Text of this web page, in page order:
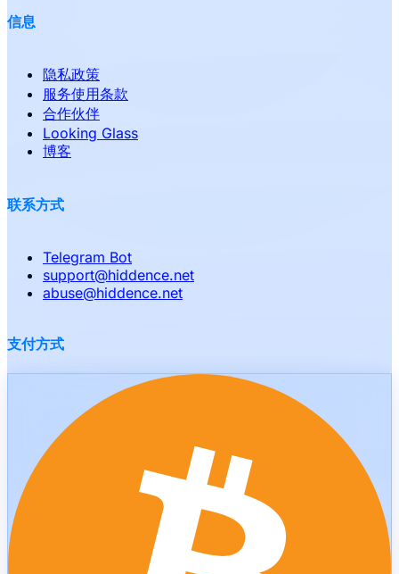
信息
隐私政策
服务使用条款
合作伙伴
Looking Glass
博客
联系方式
Telegram Bot
support@hiddence.net
abuse@hiddence.net
支付方式